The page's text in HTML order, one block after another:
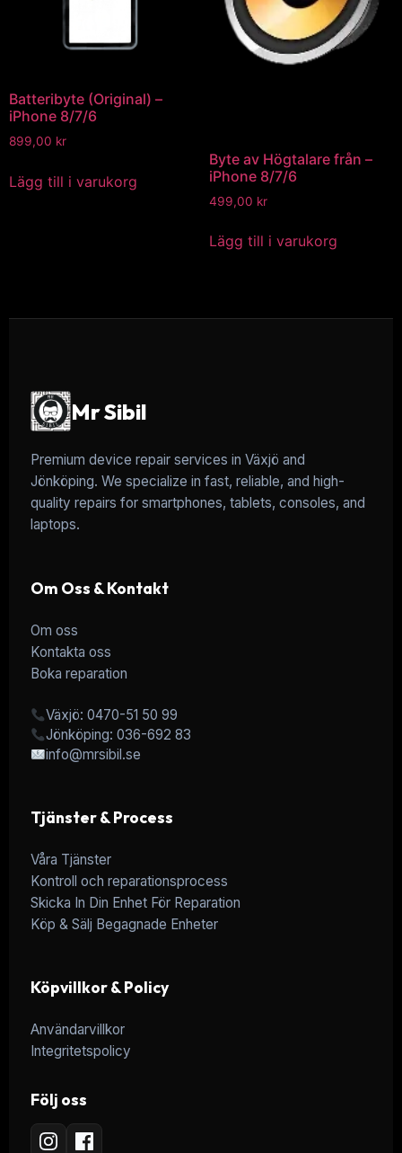
Batteribyte (Original) –
iPhone 8/7/6
899,00 kr
Lägg till i varukorg
Byte av Högtalare från –
iPhone 8/7/6
499,00 kr
Lägg till i varukorg
Mr Sibil
Premium device repair services in Växjö and
Jönköping. We specialize in fast, reliable, and high-
quality repairs for smartphones, tablets, consoles, and
laptops.
Om Oss & Kontakt
Om oss
Kontakta oss
Boka reparation
Växjö: 0470-51 50 99
Jönköping: 036-692 83
info@mrsibil.se
Tjänster & Process
Våra Tjänster
Kontroll och reparationsprocess
Skicka In Din Enhet För Reparation
Köp & Sälj Begagnade Enheter
Köpvillkor & Policy
Användarvillkor
Integritetspolicy
Följ oss